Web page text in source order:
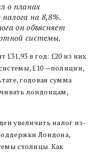
о планах
на 8,8%.
он объясняет
системы.
₤31,93 в год: ₤20 из них
₤10 —полиции,
годовая сумма
лондонцам,
увеличить налог из-
Лондона,
столицы. Как